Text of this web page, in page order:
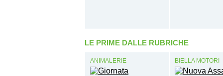
LE PRIME DALLE RUBRICHE
ANIMALERIE BIELLA MOTORI